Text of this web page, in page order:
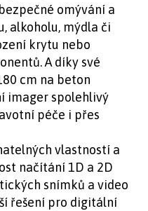
omývání a
alkoholu, mýdla či
krytu nebo
A díky své
cm na beton
imager spolehlivý
péče i přes
vlastností a
načítání 1D a 2D
snímků a video
řešení pro digitální